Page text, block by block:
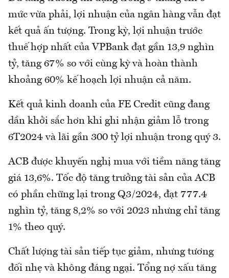
mức vừa phải, lợi nhuận của ngân hàng vẫn đạt
kết quả ấn tượng. Trong kỳ, lợi nhuận trước
thuế hợp nhất của VPBank đạt gần 13,9 nghìn
tỷ, tăng 67% so với cùng kỳ và hoàn thành
khoảng 60% kế hoạch lợi nhuận cả năm.
Kết quả kinh doanh của FE Credit cũng đang
dần khởi sắc hơn khi ghi nhận giảm lỗ trong
6T2024 và lãi gần 300 tỷ lợi nhuận trong quý 3.
ACB được khuyến nghị mua với tiềm năng tăng
giá 13,6%. Tốc độ tăng trưởng tài sản của ACB
có phần chững lại trong Q3/2024, đạt 777.4
nghìn tỷ, tăng 8,2% so với 2023 nhưng chỉ tăng
1% theo quý.
Chất lượng tài sản tiếp tục giảm, nhưng tương
đối nhẹ và không đáng ngại. Tổng nợ xấu tăng